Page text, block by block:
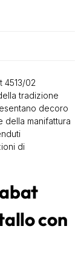
4513/02
tradizione
decoro
della manifattura
di
con